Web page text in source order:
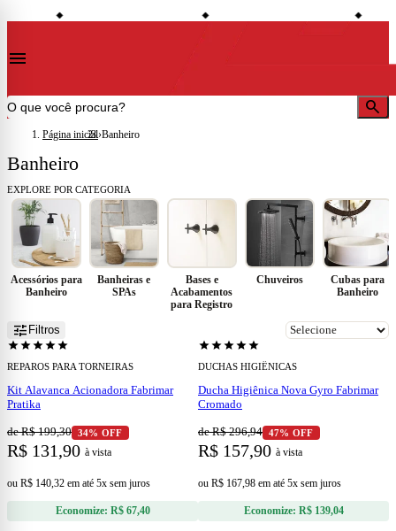
shopping_bagCompre no site e retire na loja credit_cardTodo o site em até 5x sem juros local_shippingEntrega
menu
search
Página inicial ›Banheiro
Banheiro
EXPLORE POR CATEGORIA
Acessórios para
Banheiro
Banheiras e
SPAs
Bases e
Acabamentos
para Registro
Chuveiros
Cubas para
Banheiro
tune Filtros
add
starstarstarstarstar
REPAROS PARA TORNEIRAS
Kit Alavanca Acionadora Fabrimar
Pratika
de R$ 199,30 34% OFF
R$ 131,90 à vista
ou R$ 140,32 em até 5x sem juros
Economize: R$ 67,40
starstarstarstarstar
DUCHAS HIGIÊNICAS
Ducha Higiênica Nova Gyro Fabrimar
Cromado
de R$ 296,94 47% OFF
R$ 157,90 à vista
ou R$ 167,98 em até 5x sem juros
Economize: R$ 139,04